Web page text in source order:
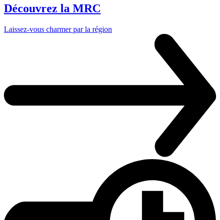
Découvrez la MRC
Laissez-vous charmer par la région